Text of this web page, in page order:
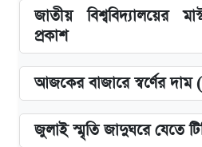
জাতীয় বিশ্ববিদ্যালয়ের
প্রকাশ
আজকের বাজারে স্বর্ণের
জুলাই স্মৃতি জাদুঘরে যেতে